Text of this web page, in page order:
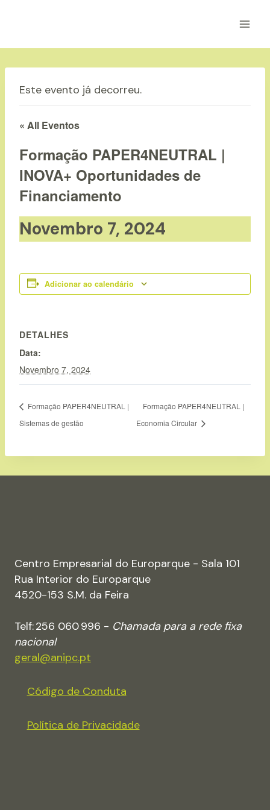
Este evento já decorreu.
« All Eventos
Formação PAPER4NEUTRAL |
INOVA+ Oportunidades de
Financiamento
Novembro 7, 2024
Adicionar ao calendário
DETALHES
Data:
Novembro 7, 2024
Formação PAPER4NEUTRAL |
Sistemas de gestão
Formação PAPER4NEUTRAL |
Economia Circular
Centro Empresarial do Europarque - Sala 101
Rua Interior do Europarque
4520-153 S.M. da Feira
Telf: 256 060 996 - Chamada para a rede fixa
nacional
geral@anipc.pt
Código de Conduta
Política de Privacidade